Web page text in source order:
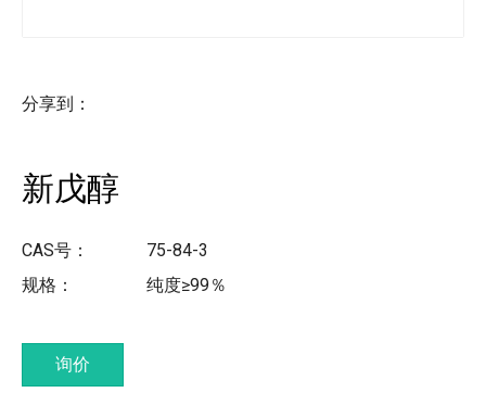
分享到：
新戊醇
CAS号：
75-84-3
规格：
纯度≥99％
询价